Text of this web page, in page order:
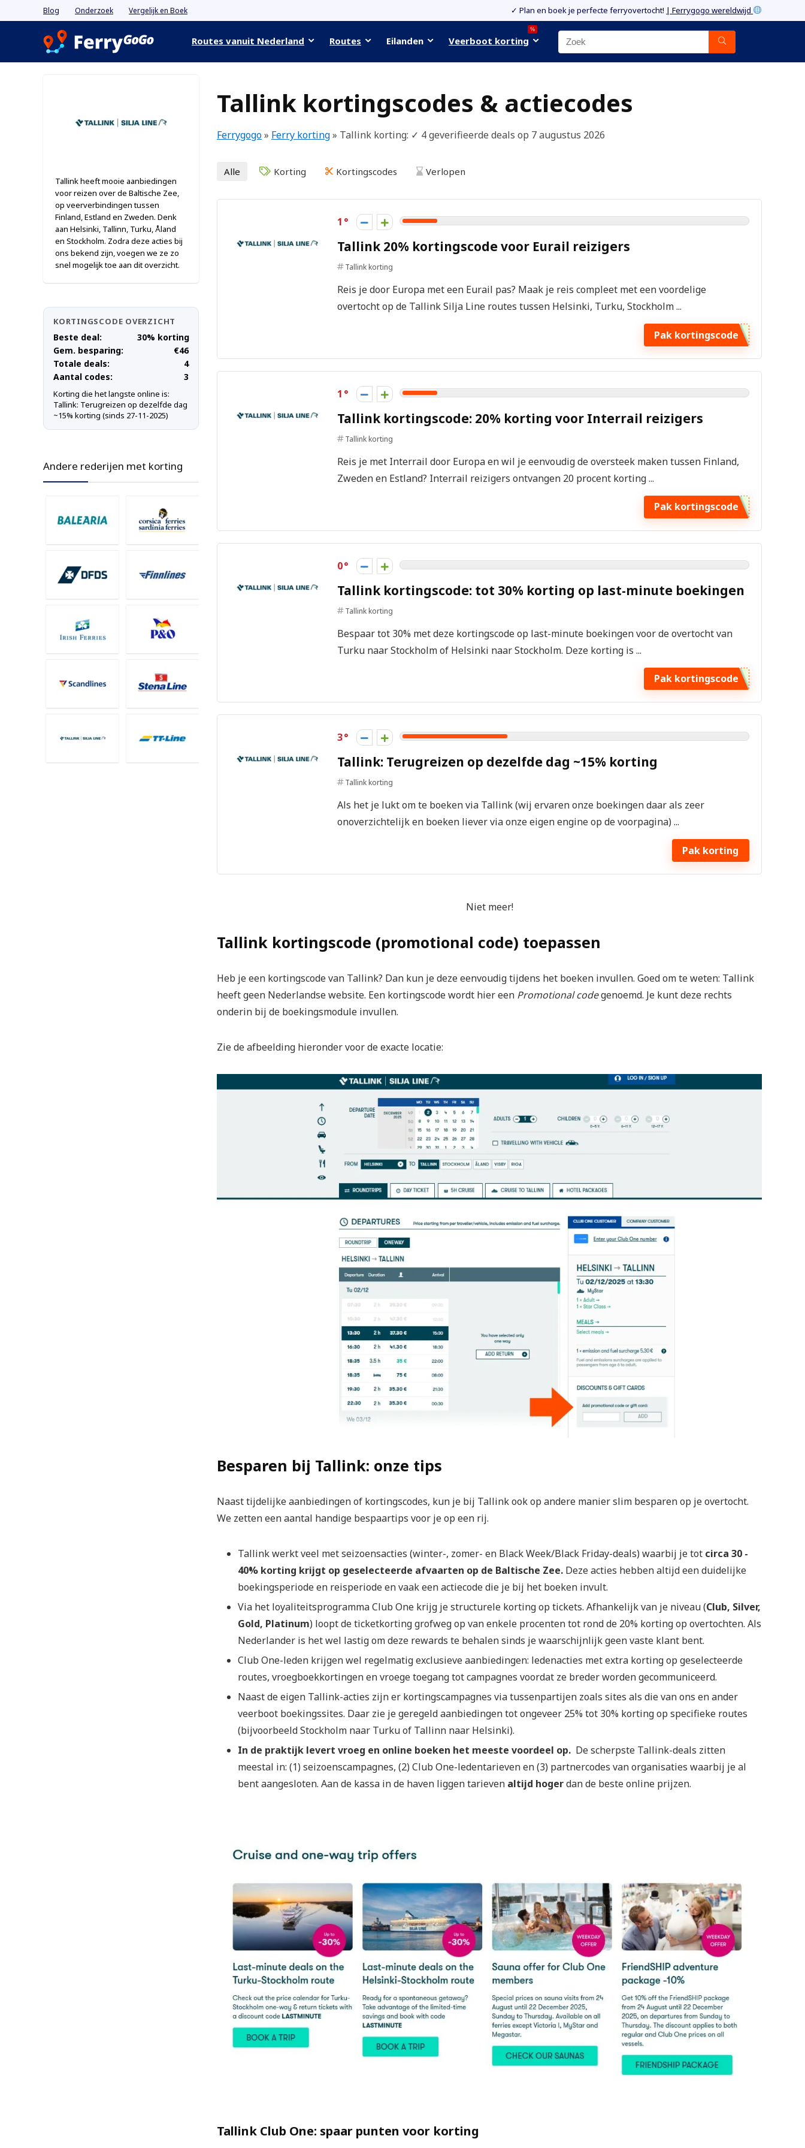
Blog Onderzoek Vergelijk en Boek ✓ Plan en boek je perfecte ferryovertocht! | Ferrygogo wereldwijd
Routes vanuit Nederland Routes Eilanden
%
Veerboot korting
Tallink kortingscodes & actiecodes
Ferrygogo» Ferry korting» Tallink korting: ✓ 4 geverifieerde deals op 7 augustus 2026
Tallink heeft mooie aanbiedingen
voor reizen over de Baltische Zee,
op veerverbindingen tussen
Finland, Estland en Zweden. Denk
aan Helsinki, Tallinn, Turku, Åland
en Stockholm. Zodra deze acties bij
ons bekend zijn, voegen we ze zo
snel mogelijk toe aan dit overzicht.
Alle Korting Kortingscodes Verlopen
1
Tallink 20% kortingscode voor Eurail reizigers
Tallink korting
Reis je door Europa met een Eurail pas? Maak je reis compleet met een voordelige
overtocht op de Tallink Silja Line routes tussen Helsinki, Turku, Stockholm ...
Pak kortingscode
1
Tallink kortingscode: 20% korting voor Interrail reizigers
Tallink korting
Reis je met Interrail door Europa en wil je eenvoudig de oversteek maken tussen Finland,
Zweden en Estland? Interrail reizigers ontvangen 20 procent korting ...
Pak kortingscode
0
Tallink kortingscode: tot 30% korting op last-minute boekingen
Tallink korting
Bespaar tot 30% met deze kortingscode op last-minute boekingen voor de overtocht van
Turku naar Stockholm of Helsinki naar Stockholm. Deze korting is ...
Pak kortingscode
3
Tallink: Terugreizen op dezelfde dag ~15% korting
Tallink korting
Als het je lukt om te boeken via Tallink (wij ervaren onze boekingen daar als zeer
onoverzichtelijk en boeken liever via onze eigen engine op de voorpagina) ...
Pak korting
Niet meer!
Tallink kortingscode (promotional code) toepassen
Heb je een kortingscode van Tallink? Dan kun je deze eenvoudig tijdens het boeken invullen. Goed om te weten: Tallink
heeft geen Nederlandse website. Een kortingscode wordt hier een Promotional codegenoemd. Je kunt deze rechts
onderin bij de boekingsmodule invullen.
Zie de afbeelding hieronder voor de exacte locatie:
Besparen bij Tallink: onze tips
Naast tijdelijke aanbiedingen of kortingscodes, kun je bij Tallink ook op andere manier slim besparen op je overtocht.
We zetten een aantal handige bespaartips voor je op een rij.
Tallink werkt veel met seizoensacties (winter-, zomer- en Black Week/Black Friday-deals) waarbij je tot circa 30 -
40% korting krijgt op geselecteerde afvaarten op de Baltische Zee. Deze acties hebben altijd een duidelijke
boekingsperiode en reisperiode en vaak een actiecode die je bij het boeken invult.
Via het loyaliteitsprogramma Club One krijg je structurele korting op tickets. Afhankelijk van je niveau (Club, Silver,
Gold, Platinum) loopt de ticketkorting grofweg op van enkele procenten tot rond de 20% korting op overtochten. Als
Nederlander is het wel lastig om deze rewards te behalen sinds je waarschijnlijk geen vaste klant bent.
Club One-leden krijgen wel regelmatig exclusieve aanbiedingen: ledenacties met extra korting op geselecteerde
routes, vroegboekkortingen en vroege toegang tot campagnes voordat ze breder worden gecommuniceerd.
Naast de eigen Tallink-acties zijn er kortingscampagnes via tussenpartijen zoals sites als die van ons en ander
veerboot boekingssites. Daar zie je geregeld aanbiedingen tot ongeveer 25% tot 30% korting op specifieke routes
(bijvoorbeeld Stockholm naar Turku of Tallinn naar Helsinki).
In de praktijk levert vroeg en online boeken het meeste voordeel op. De scherpste Tallink-deals zitten
meestal in: (1) seizoenscampagnes, (2) Club One-ledentarieven en (3) partnercodes van organisaties waarbij je al
bent aangesloten. Aan de kassa in de haven liggen tarieven altijd hogerdan de beste online prijzen.
Tallink Club One: spaar punten voor korting
KORTINGSCODE OVERZICHT
Beste deal:
30% korting
Gem. besparing:
€46
Totale deals:
4
Aantal codes:
3
Korting die het langste online is:
Tallink: Terugreizen op dezelfde dag
~15% korting (sinds 27-11-2025)
Andere rederijen met korting